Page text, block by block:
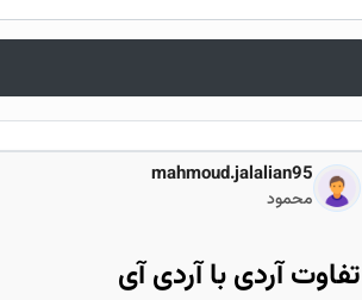
mahmoud.jalalian95
محمود
تفاوت آردی با آردی آی